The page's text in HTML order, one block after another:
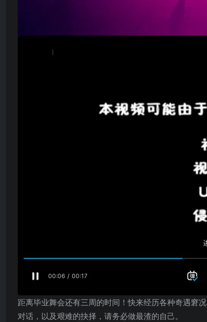
距离毕业舞会还有三周的时间！快来经历各种奇遇窘
对话，以及艰难的抉择，请务必做最渣的自己。